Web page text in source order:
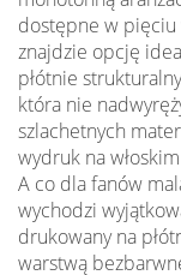
dostępne w pięciu
znajdzie opcję
płótnie
która nie
szlachetnych
wydruk na
A co dla fanów
wychodzi
drukowany na
warstwą